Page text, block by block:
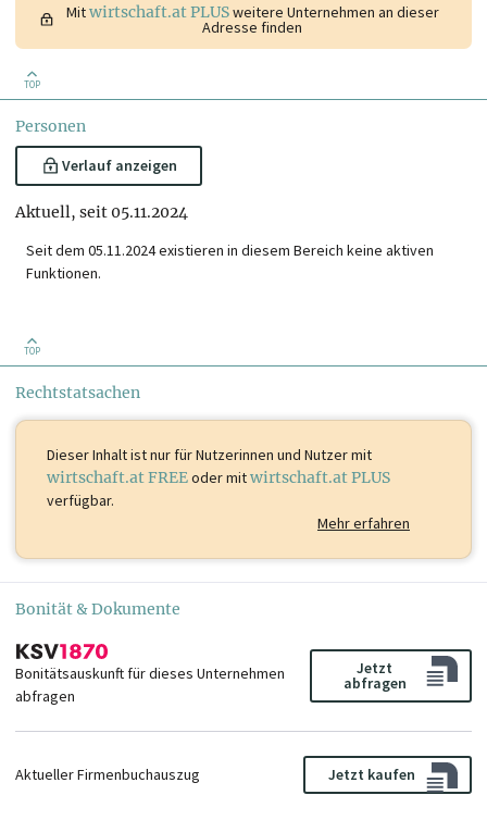
Mitwirtschaft.at PLUSweitere Unternehmen an dieser
Adresse finden
TOP
Personen
Verlauf anzeigen
Aktuell, seit 05.11.2024
Seit dem 05.11.2024 existieren in diesem Bereich keine aktiven
Funktionen.
TOP
Rechtstatsachen
Dieser Inhalt istnur für Nutzerinnen und Nutzer mit
wirtschaft.at FREEoder mitwirtschaft.at PLUS
verfügbar.
Mehr erfahren
Bonität & Dokumente
Bonitätsauskunft für dieses Unternehmen
abfragen
Jetzt
abfragen
Aktueller Firmenbuchauszug Jetzt kaufen